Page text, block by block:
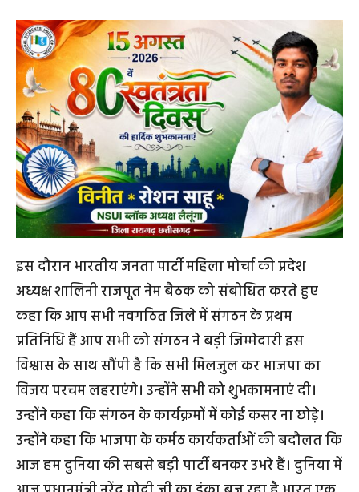
इस दौरान भारतीय जनता पार्टी महिला मोर्चा की प्रदेश
अध्यक्ष शालिनी राजपूत नेम बैठक को संबोधित करते हुए
कहा कि आप सभी नवगठित जिले में संगठन के प्रथम
प्रतिनिधि हैं आप सभी को संगठन ने बड़ी जिम्मेदारी इस
विश्वास के साथ सौंपी है कि सभी मिलजुल कर भाजपा का
विजय परचम लहराएंगे। उन्होंने सभी को शुभकामनाएं दी।
उन्होंने कहा कि संगठन के कार्यक्रमों में कोई कसर ना छोड़े।
उन्होंने कहा कि भाजपा के कर्मठ कार्यकर्ताओं की बदौलत कि
आज हम दुनिया की सबसे बड़ी पार्टी बनकर उभरे हैं। दुनिया में